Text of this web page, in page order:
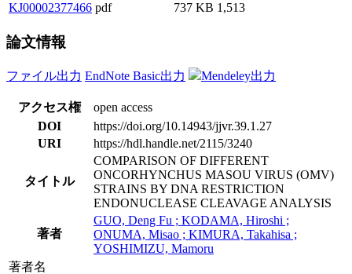
KJ00002377466 pdf 737 KB 1,513
論文情報
ファイル出力 EndNote Basic出力 Mendeley出力
アクセス権
open access
DOI
https://doi.org/10.14943/jjvr.39.1.27
URI
https://hdl.handle.net/2115/3240
タイトル
COMPARISON OF DIFFERENT
ONCORHYNCHUS MASOU VIRUS (OMV)
STRAINS BY DNA RESTRICTION
ENDONUCLEASE CLEAVAGE ANALYSIS
著者
GUO, Deng Fu ; KODAMA, Hiroshi ;
ONUMA, Misao ; KIMURA, Takahisa ;
YOSHIMIZU, Mamoru
著者名